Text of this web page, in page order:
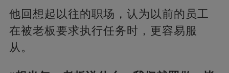
他回想起以往的职场，认为以前的员工
在被老板要求执行任务时，更容易服
从。